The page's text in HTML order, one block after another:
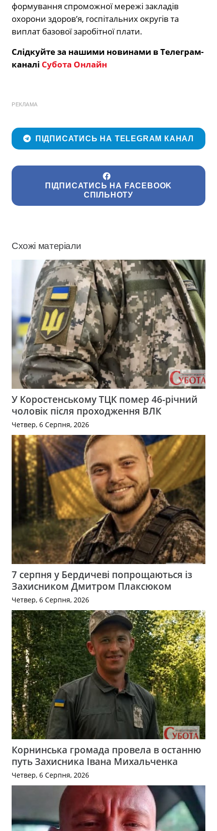
формування спроможної мережі закладів
охорони здоров’я, госпітальних округів та
виплат базової заробітної плати.
Слідкуйте за нашими новинами в Телеграм-
каналі Субота Онлайн
РЕКЛАМА
ПІДПИСАТИСЬ НА TELEGRAM КАНАЛ
ПІДПИСАТИСЬ НА FACEBOOK
СПІЛЬНОТУ
Схожі матеріали
У Коростенському ТЦК помер 46-річний
чоловік після проходження ВЛК
Четвер, 6 Серпня, 2026
7 серпня у Бердичеві попрощаються із
Захисником Дмитром Плаксюком
Четвер, 6 Серпня, 2026
Корнинська громада провела в останню
путь Захисника Івана Михальченка
Четвер, 6 Серпня, 2026